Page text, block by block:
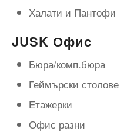
Халати и Пантофи
JUSK Офис
Бюра/комп.бюра
Геймърски столове
Етажерки
Офис разни